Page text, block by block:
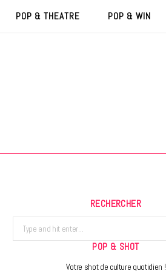
POP & THEATRE POP & WIN
RECHERCHER
Search
for:
POP & SHOT
Votre shot de culture quotidien !